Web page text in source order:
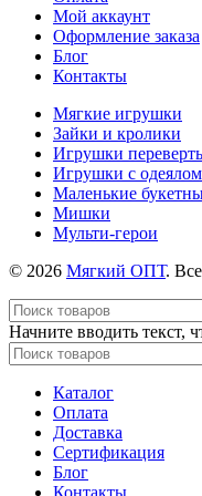
Мой аккаунт
Оформление заказа
Блог
Контакты
Мягкие игрушки
Зайки и кролики
Игрушки
Игрушки с
Маленькие
Мишки
Мульти-герои
© 2026 Мягкий ОПТ.
Начните вводить текст,
Каталог
Оплата
Доставка
Сертификация
Блог